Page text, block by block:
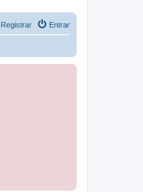
Entrar
Registrar